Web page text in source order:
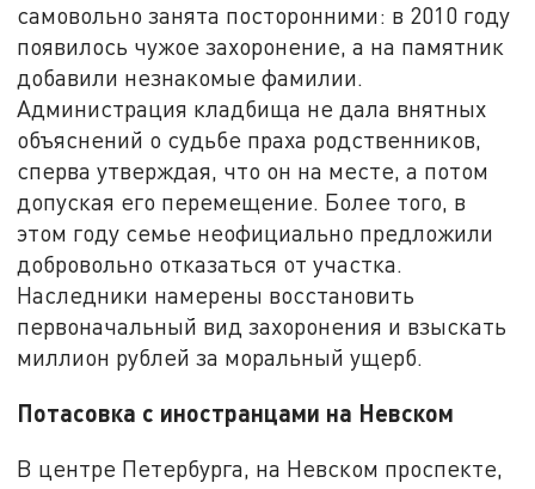
самовольно занята посторонними: в 2010 году
появилось чужое захоронение, а на памятник
добавили незнакомые фамилии.
Администрация кладбища не дала внятных
объяснений о судьбе праха родственников,
сперва утверждая, что он на месте, а потом
допуская его перемещение. Более того, в
этом году семье неофициально предложили
добровольно отказаться от участка.
Наследники намерены восстановить
первоначальный вид захоронения и взыскать
миллион рублей за моральный ущерб.
Потасовка с иностранцами на Невском
В центре Петербурга, на Невском проспекте,